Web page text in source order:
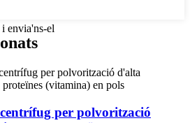
envia'ns-el
per polvorització